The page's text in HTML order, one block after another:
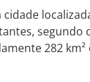
cidade
282